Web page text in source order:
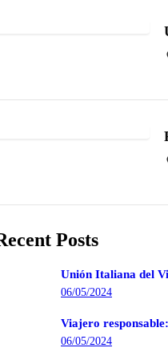
Posts
Unión Italiana del
06/05/2024
Viajero responsable:
06/05/2024